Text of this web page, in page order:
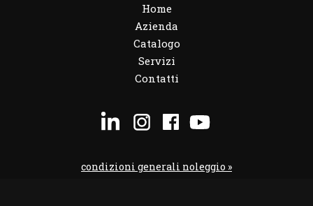
Home
Azienda
Catalogo
Servizi
Contatti
condizioni generali noleggio »